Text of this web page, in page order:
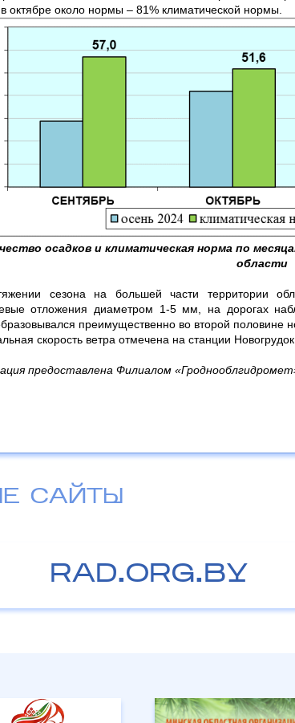
октябре около нормы – 81% климатической нормы.
осадков и климатическая норма по
области
сезона на большей части территории
отложения диаметром 1-5 мм, на дорогах
преимущественно во второй половине
скорость ветра отмечена на станции
предоставлена Филиалом
САЙТЫ
RAD.ORG.BY